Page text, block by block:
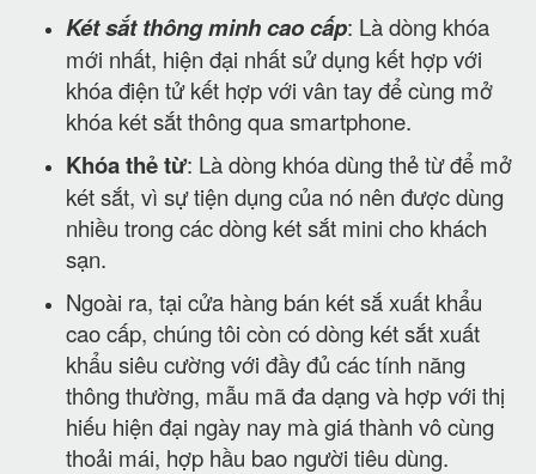
Két sắt thông minh cao cấp: Là dòng khóa
mới nhất, hiện đại nhất sử dụng kết hợp với
khóa điện tử kết hợp với vân tay để cùng mở
khóa két sắt thông qua smartphone.
Khóa thẻ từ: Là dòng khóa dùng thẻ từ để mở
két sắt, vì sự tiện dụng của nó nên được dùng
nhiều trong các dòng két sắt mini cho khách
sạn.
Ngoài ra, tại cửa hàng bán két sắ xuất khẩu
cao cấp, chúng tôi còn có dòng két sắt xuất
khẩu siêu cường với đầy đủ các tính năng
thông thường, mẫu mã đa dạng và hợp với thị
hiếu hiện đại ngày nay mà giá thành vô cùng
thoải mái, hợp hầu bao người tiêu dùng.